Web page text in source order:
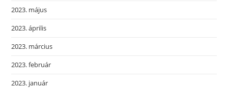
2023. május
2023. április
2023. március
2023. február
2023. január